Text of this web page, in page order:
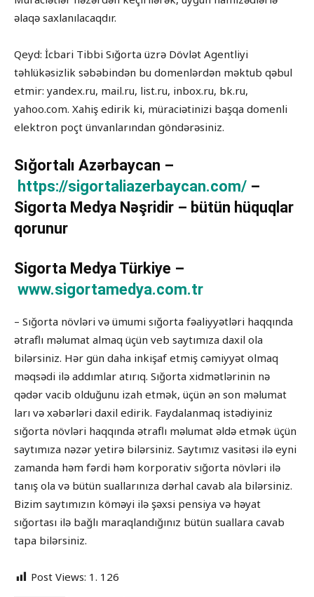
əlaqə saxlanılacaqdır.
Qeyd: İcbari Tibbi Sığorta üzrə Dövlət Agentliyi
təhlükəsizlik səbəbindən bu domenlərdən məktub qəbul
etmir: yandex.ru, mail.ru, list.ru, inbox.ru, bk.ru,
yahoo.com. Xahiş edirik ki, müraciətinizi başqa domenli
elektron poçt ünvanlarından göndərəsiniz.
Sığortalı Azərbaycan –
https://sigortaliazerbaycan.com/ –
Sigorta Medya Nəşridir – bütün hüquqlar
qorunur
Sigorta Medya Türkiye –
www.sigortamedya.com.tr
– Sığorta növləri və ümumi sığorta fəaliyyətləri haqqında
ətraflı məlumat almaq üçün veb saytımıza daxil ola
bilərsiniz. Hər gün daha inkişaf etmiş cəmiyyət olmaq
məqsədi ilə addımlar atırıq. Sığorta xidmətlərinin nə
qədər vacib olduğunu izah etmək, üçün ən son məlumat
ları və xəbərləri daxil edirik. Faydalanmaq istədiyiniz
sığorta növləri haqqında ətraflı məlumat əldə etmək üçün
saytımıza nəzər yetirə bilərsiniz. Saytımız vasitəsi ilə eyni
zamanda həm fərdi həm korporativ sığorta növləri ilə
tanış ola və bütün suallarınıza dərhal cavab ala bilərsiniz.
Bizim saytımızın köməyi ilə şəxsi pensiya və həyat
sığortası ilə bağlı maraqlandığınız bütün suallara cavab
tapa bilərsiniz.
Post Views: 1. 126